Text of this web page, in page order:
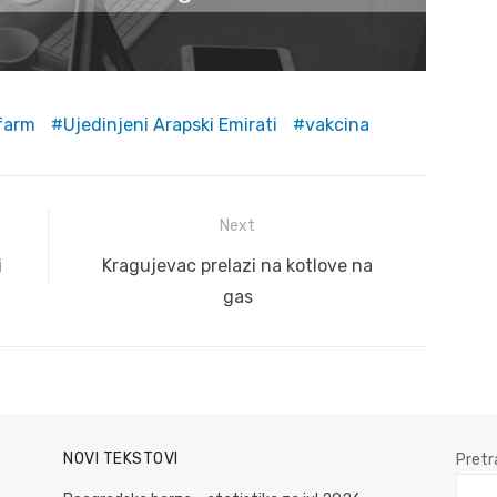
Ujedinjeni Arapski Emirati vakcina
Next
Next
Kragujevac prelazi na kotlove na
gas
NOVI TEKSTOVI